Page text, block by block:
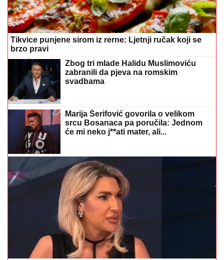
Tikvice punjene sirom iz rerne: Ljetnji ručak koji se
brzo pravi
Zbog tri mlade Halidu Muslimoviću
zabranili da pjeva na romskim
svadbama
Marija Šerifović govorila o velikom
srcu Bosanaca pa poručila: Jednom
će mi neko j**ati mater, ali...